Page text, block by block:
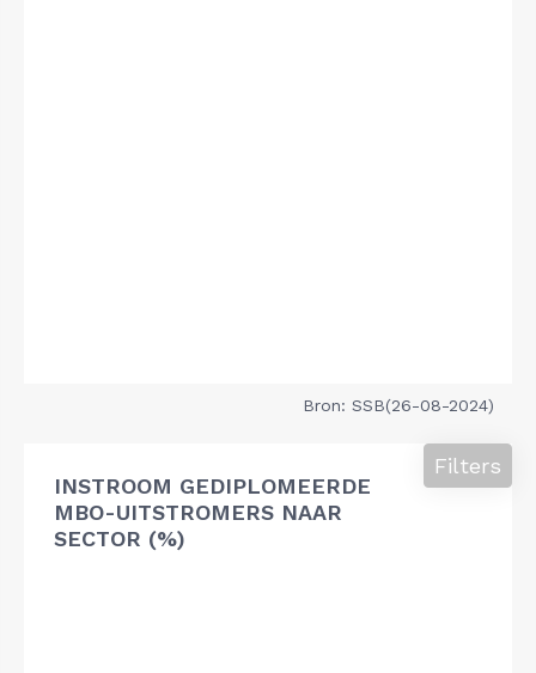
Bron: SSB(26-08-2024)
INSTROOM GEDIPLOMEERDE
MBO-UITSTROMERS NAAR
SECTOR (%)
Filters